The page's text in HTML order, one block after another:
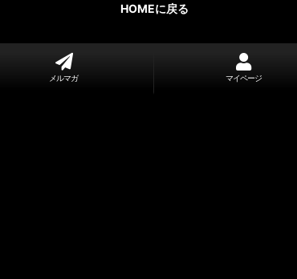
HOMEに戻る
メルマガ マイページ